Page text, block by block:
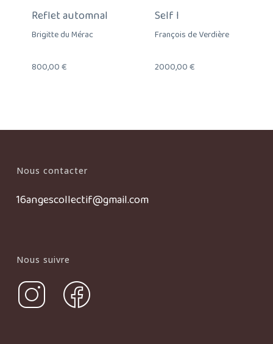
Reflet automnal
Brigitte du Mérac
800,00€
Self I
François de Verdière
2000,00€
Nous contacter
16angescollectif@gmail.com
Nous suivre